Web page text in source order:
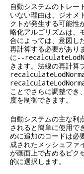
自動システムのトレー
いない理由は、ジオメ
クトが発生する可能性
略化アルゴリズムは、
合によっては、意図し
再計算する必要があり
に--
きます。法線の再計算
ことでさらに調整でき
度を制御できます。
自動システムの主な利
されると簡単に使用で
めに追加のコードは必
成されたメッシュファ
が画面上で占めるピク
的に選択します。